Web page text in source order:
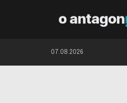
07.08.2026